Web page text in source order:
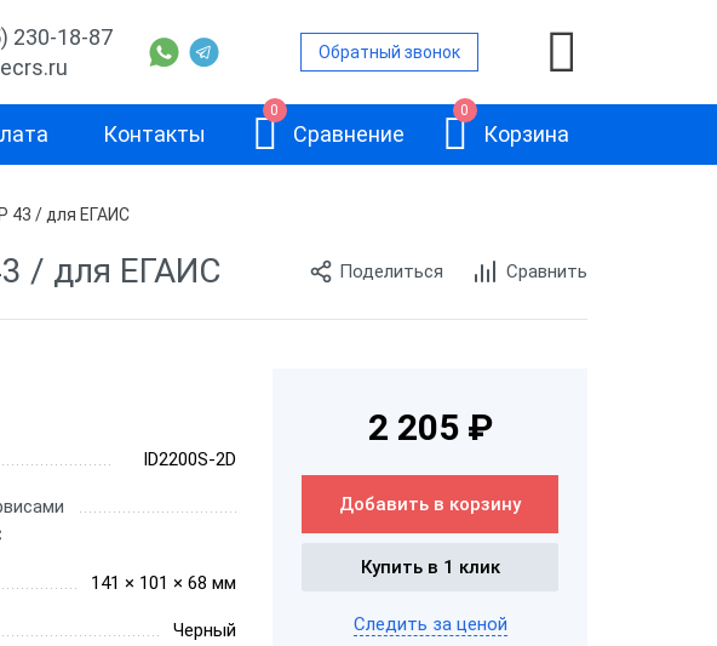
230-18-87
Обратный звонок
Контакты
0
Сравнение
0
Корзина
2D
Ручные сканеры
Встраиваемые сканеры
Беспроводные сканеры
Plus
43 / для ЕГАИС
/ для ЕГАИС Поделиться Сравнить
ID2200S-2D
141 × 101 × 68 мм
Черный
2 205 ₽
Добавить в корзину
Купить в 1 клик
Следить за ценой